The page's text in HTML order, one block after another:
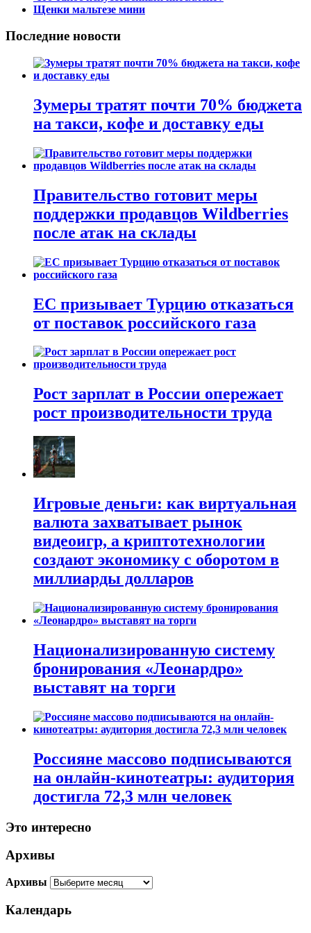
Щенки мальтезе мини
Последние новости
Зумеры тратят почти 70% бюджета
на такси, кофе и доставку еды
Правительство готовит меры
поддержки продавцов Wildberries
после атак на склады
ЕС призывает Турцию отказаться
от поставок российского газа
Рост зарплат в России опережает
рост производительности труда
Игровые деньги: как виртуальная
валюта захватывает рынок
видеоигр, а криптотехнологии
создают экономику с оборотом в
миллиарды долларов
Национализированную систему
бронирования «Леонардро»
выставят на торги
Россияне массово подписываются
на онлайн-кинотеатры: аудитория
достигла 72,3 млн человек
Это интересно
Архивы
Архивы
Календарь